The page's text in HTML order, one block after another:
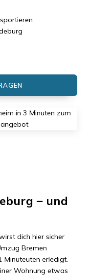
– und
dich hier sicher
Bremen
Minuteuten erledigt.
Wohnung etwas